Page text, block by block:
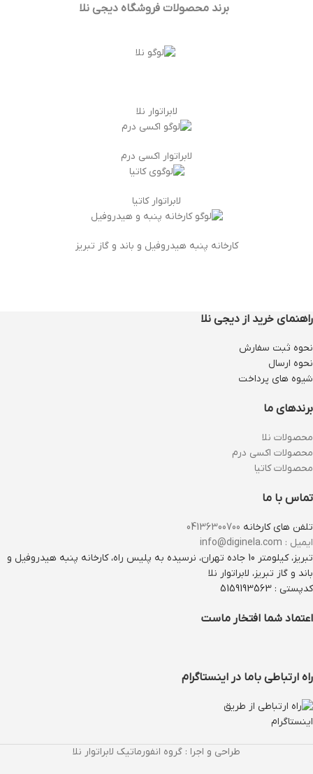
برند محصولات فروشگاهدیجی نلا
لابراتوار نلا
لابراتوار اکسی درم
لابراتوار کاتیا
کارخانه پنبه هیدروفیل و باند و گاز تبریز
راهنمای خرید از دیجی نلا
نحوه ثبت سفارش
نحوه ارسال
شیوه های پرداخت
برندهای ما
محصولات نلا
محصولات اکسی درم
محصولات کاتیا
تماس با ما
تلفن های کارخانه
ایمیل : info@diginela.com
تبریز، کیلومتر 10 جاده تهران، نرسیده به پلیس راه، کارخانه پنبه هیدروفیل و
باند و گاز تبریز، لابراتوار نلا
کدپستی : 5159193563
اعتماد شما افتخار ماست
راه ارتباطی باما در اینستاگرام
طراحی و اجرا : گروه انفورماتیک لابراتوار نلا